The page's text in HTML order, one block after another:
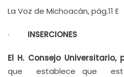
La Voz de Michoacán, pág.11 E
· INSERCIONES
El H. Consejo
que establece que